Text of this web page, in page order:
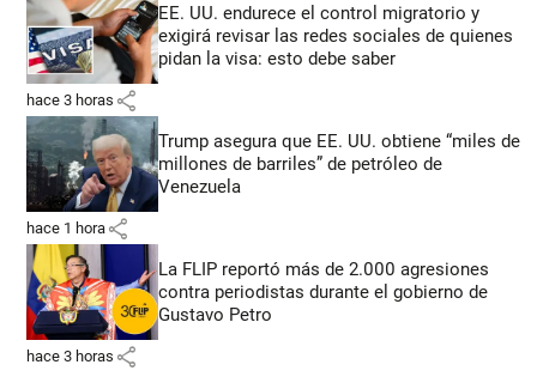
EE. UU. endurece el control migratorio y
exigirá revisar las redes sociales de quienes
pidan la visa: esto debe saber
hace 3 horas share
Trump asegura que EE. UU. obtiene “miles de
millones de barriles” de petróleo de
Venezuela
hace 1 hora share
La FLIP reportó más de 2.000 agresiones
contra periodistas durante el gobierno de
Gustavo Petro
hace 3 horas share